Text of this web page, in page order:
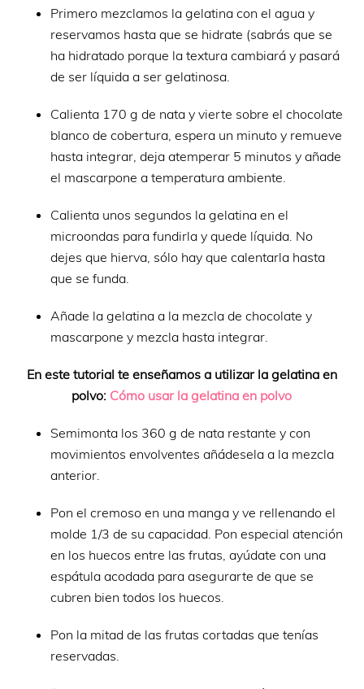
Primero mezclamos la gelatina con el agua y
reservamos hasta que se hidrate (sabrás que se
ha hidratado porque la textura cambiará y pasará
de ser líquida a ser gelatinosa.
Calienta 170 g de nata y vierte sobre el chocolate
blanco de cobertura, espera un minuto y remueve
hasta integrar, deja atemperar 5 minutos y añade
el mascarpone a temperatura ambiente.
Calienta unos segundos la gelatina en el
microondas para fundirla y quede líquida. No
dejes que hierva, sólo hay que calentarla hasta
que se funda.
Añade la gelatina a la mezcla de chocolate y
mascarpone y mezcla hasta integrar.
En este tutorial te enseñamos a utilizar la gelatina en
polvo: Cómo usar la gelatina en polvo
Semimonta los 360 g de nata restante y con
movimientos envolventes añádesela a la mezcla
anterior.
Pon el cremoso en una manga y ve rellenando el
molde 1/3 de su capacidad. Pon especial atención
en los huecos entre las frutas, ayúdate con una
espátula acodada para asegurarte de que se
cubren bien todos los huecos.
Pon la mitad de las frutas cortadas que tenías
reservadas.